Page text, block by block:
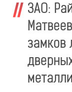
ЗАО:
замков